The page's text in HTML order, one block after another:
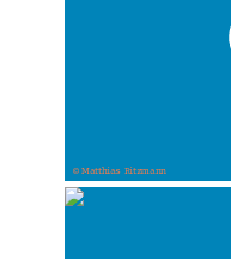
© Matthias Ritzmann